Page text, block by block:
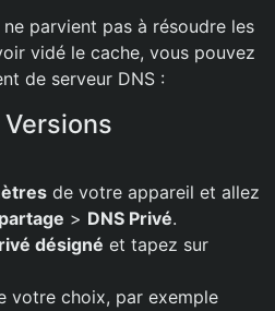
parvient pas à résoudre les
vidé le cache, vous pouvez
de serveur DNS :
de votre appareil et allez
> DNS Privé.
désigné et tapez sur
votre choix, par exemple